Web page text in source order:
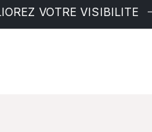
VOTRE VISIBILITE